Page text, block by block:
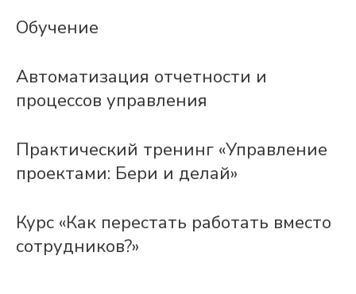
Обучение
Автоматизация отчетности и
процессов управления
Практический тренинг «Управление
проектами: Бери и делай»
Курс «Как перестать работать вместо
сотрудников?»